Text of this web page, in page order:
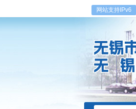
网站支持IPv6